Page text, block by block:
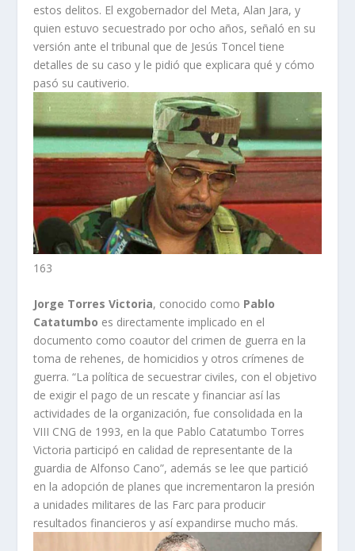
estos delitos. El exgobernador del Meta, Alan Jara, y
quien estuvo secuestrado por ocho años, señaló en su
versión ante el tribunal que de Jesús Toncel tiene
detalles de su caso y le pidió que explicara qué y cómo
pasó su cautiverio.
163
Jorge Torres Victoria, conocido como Pablo
Catatumbo es directamente implicado en el
documento como coautor del crimen de guerra en la
toma de rehenes, de homicidios y otros crímenes de
guerra. “La política de secuestrar civiles, con el objetivo
de exigir el pago de un rescate y financiar así las
actividades de la organización, fue consolidada en la
VIII CNG de 1993, en la que Pablo Catatumbo Torres
Victoria participó en calidad de representante de la
guardia de Alfonso Cano”, además se lee que partició
en la adopción de planes que incrementaron la presión
a unidades militares de las Farc para producir
resultados financieros y así expandirse mucho más.